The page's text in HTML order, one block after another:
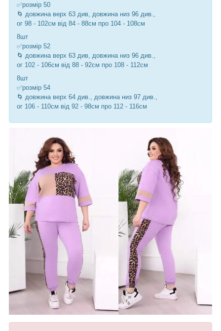
✅розмір 50
🌀 довжина верх 63 див, довжина низ 96 див.,
ог 98 - 102см від 84 - 88см про 104 - 108см
8шт
✅розмір 52
🌀 довжина верх 63 див, довжина низ 96 див.,
ог 102 - 106см від 88 - 92см про 108 - 112см
8шт
✅розмір 54
🌀 довжина верх 64 див., довжина низ 97 див.,
ог 106 - 110см від 92 - 98см про 112 - 116см